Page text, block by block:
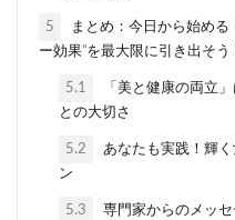
5
まとめ：今日から始め
ー効果"を最大限に引き出そう
5.1
「美と健康の両立
との大切さ
5.2
あなたも実践！輝
ン
5.3
専門家からのメッ